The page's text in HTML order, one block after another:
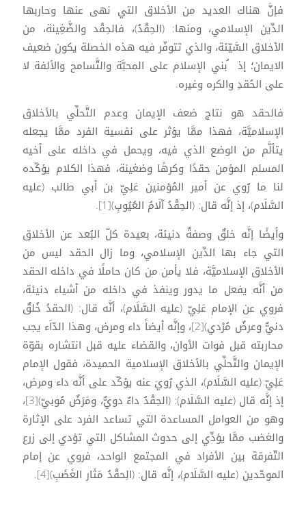
فإنَّ هناك العديد من الأخلاق التي نهى عنها وحاربها
الدِّين الإسلامي، ومنها: (الحِقْدُ)، فالحِقْد والضَّغِينة، من
الأخلاق السَّيّئة، والذي تتوفّر فيه هذه الخصلة يكون ضعيف
الايمان؛ إذ ُبني الإسلام على المحبَّة والتَّسامح والألفة لا
على الحُقدِ والكره وغيره.
فالحقد هو نتاج ضعف الإيمان وعدم التَّحلِّي بالأخلاق
الإسلاميَّة، فهذا ممَّا يؤثر على نفسية الفرد ممَّا يجعله
يتألَّم من الوضع الذي فيه، ويحمل في داخله على أخيه
المسلم المؤمن حقدًا وكرهًا وضغينة، فهذا الكلام يؤكّده
لنا ما رُوي عن أمير المُؤمنين عَلِيّ بن أبي طالب (عليه
السَّلَام)، إذ إنَّه قال: (الحِقْدُ آلَامُ العُيُوبِ)[1].
وأيضًا إنَّه خلقٌ وصفةٌ دنيئة، بعيدة كلّ البُعد عن الأخلاق
التي جاء بها الدِّين الإسلامي، وما زال الحقد ليس من
الأخلاق الإسلاميَّة، فلا يأمن من كان حاملًا في داخله الحقد
من أنَّه يفعل ما يدور وينفذ في داخله من أشياء دنيئة،
فروي عن الإمام عَلِيّ (عليه السَّلَام)، أنَّه قال: (الحقدُ خُلقٌ
دنيٌّ وعرضٌ مُرْدي)[2]، وإنَّه أيضاً داء ومرض، وهذا الدّاَء يجب
محاربته قبل فوات الأوان، والقضاء عليه قبل انتشاره بقوّة
الإيمان والتَّحلِّي بالأخلاق الإسلامية الحميدة، فقول الإمام
عَلِيّ (عليه السَّلَام)، الذي رُويَ عنه يؤكّد على أنَّه داء ومرض،
إذ إنَّه قال (عليه السَّلَام): (الحِقْدُ داءٌ دويٌّ، ومَرَضٌ مُوبيّ)[3]،
وهو من العوامل المساعدة التي تساعد الفرد على الإثارة
والغضب ممَّا يؤدِّي إلى حدوث المشاكل التي تؤدي إلى زرع
التّفرقة بين الأفراد في المجتمع الواحد، فروي عن إمام
الموحّدين (عليه السَّلَام)، إنَّه قال: (الِحقْدُ مَثَار الغَضَبِ)[4].